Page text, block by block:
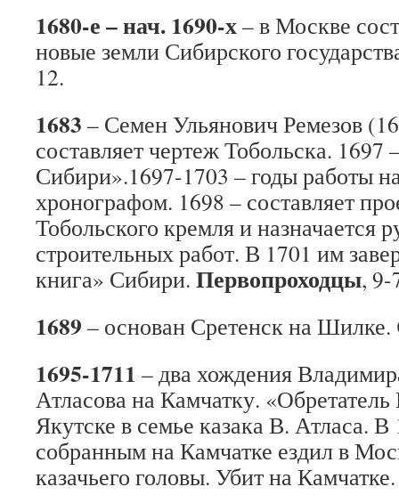
1680-е – нач. 1690-х– в Москве
новые земли Сибирского
12.
1683 – Семен Ульянович Ремезов
составляет чертеж Тобольска. 1697
Сибири».1697-1703 – годы работы
хронографом. 1698 – составляет
Тобольского кремля и назначается
строительных работ. В 1701 им
книга» Сибири. Первопроходцы, 9-
1689 – основан Сретенск на Шилке.
1695-1711 – два хождения
Атласова на Камчатку.
Якутске в семье казака В. Атласа. В
собранным на Камчатке ездил в
казачьего головы. Убит на